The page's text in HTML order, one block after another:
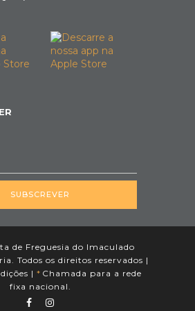
SUBSCREVER
de Freguesia do Imaculado
Todos os direitos reservados |
| * Chamada para a rede
fixa nacional.